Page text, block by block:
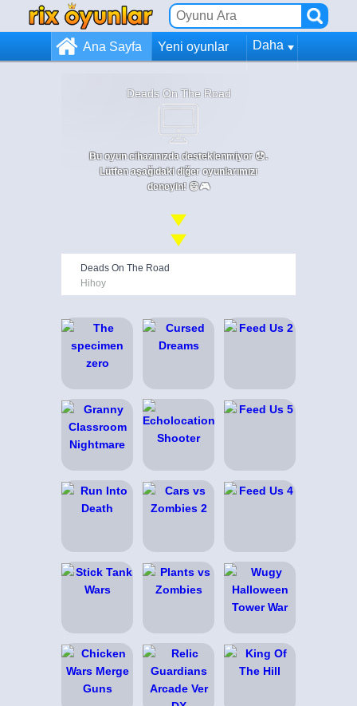
Ana Sayfa Yeni oyunlar Daha
Deads On The Road
Bu oyun cihazınızda desteklenmiyor 😞.
Lütfen aşağıdaki diğer oyunlarımızı
deneyin! 😄🎮
Deads On The Road
Hihoy